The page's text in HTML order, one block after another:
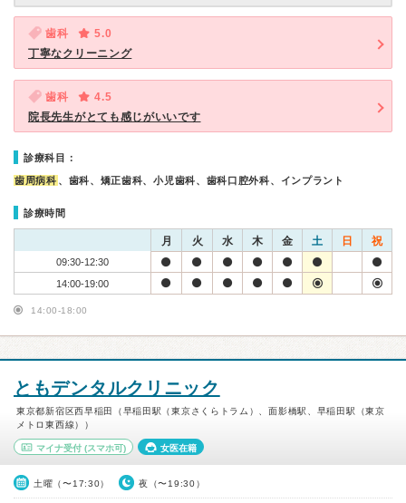
歯科
5.0
丁寧なクリーニング
歯科
4.5
院長先生がとても感じがいいです
診療科目：
歯周病科 、歯科、矯正歯科、小児歯科、歯科口腔外科、インプラント
診療時間
月 火 水 木 金 土 日 祝
09:30-12:30
14:00-19:00
14:00-18:00
ともデンタルクリニック
東京都新宿区西早稲田（早稲田駅（東京さくらトラム）、面影橋駅、早稲田駅（東京
メトロ東西線））
マイナ受付 (スマホ可) 女医在籍
土曜（〜17:30） 夜（〜19:30）